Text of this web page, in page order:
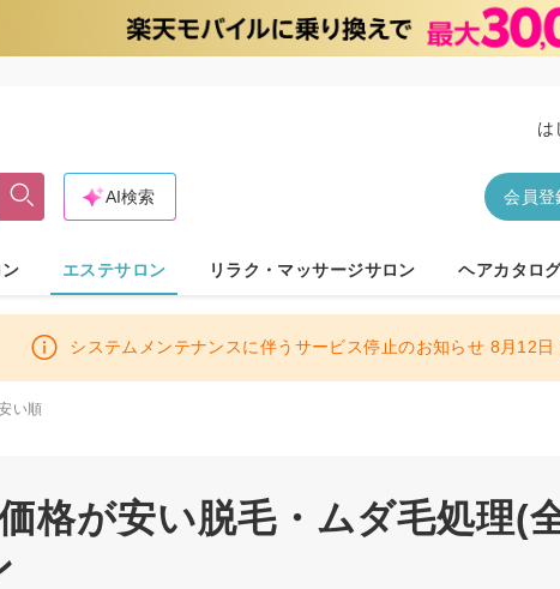
は
会員
AI検索
エステサロン リラク・マッサージサロン ヘアカタロ
システムメンテナンスに伴うサービス停止のお知らせ 8月12
い順
格が安い脱毛・ムダ毛処理(